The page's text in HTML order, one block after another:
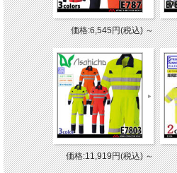
価格:6,545円(税込)～
価格:11,919円(税込)～